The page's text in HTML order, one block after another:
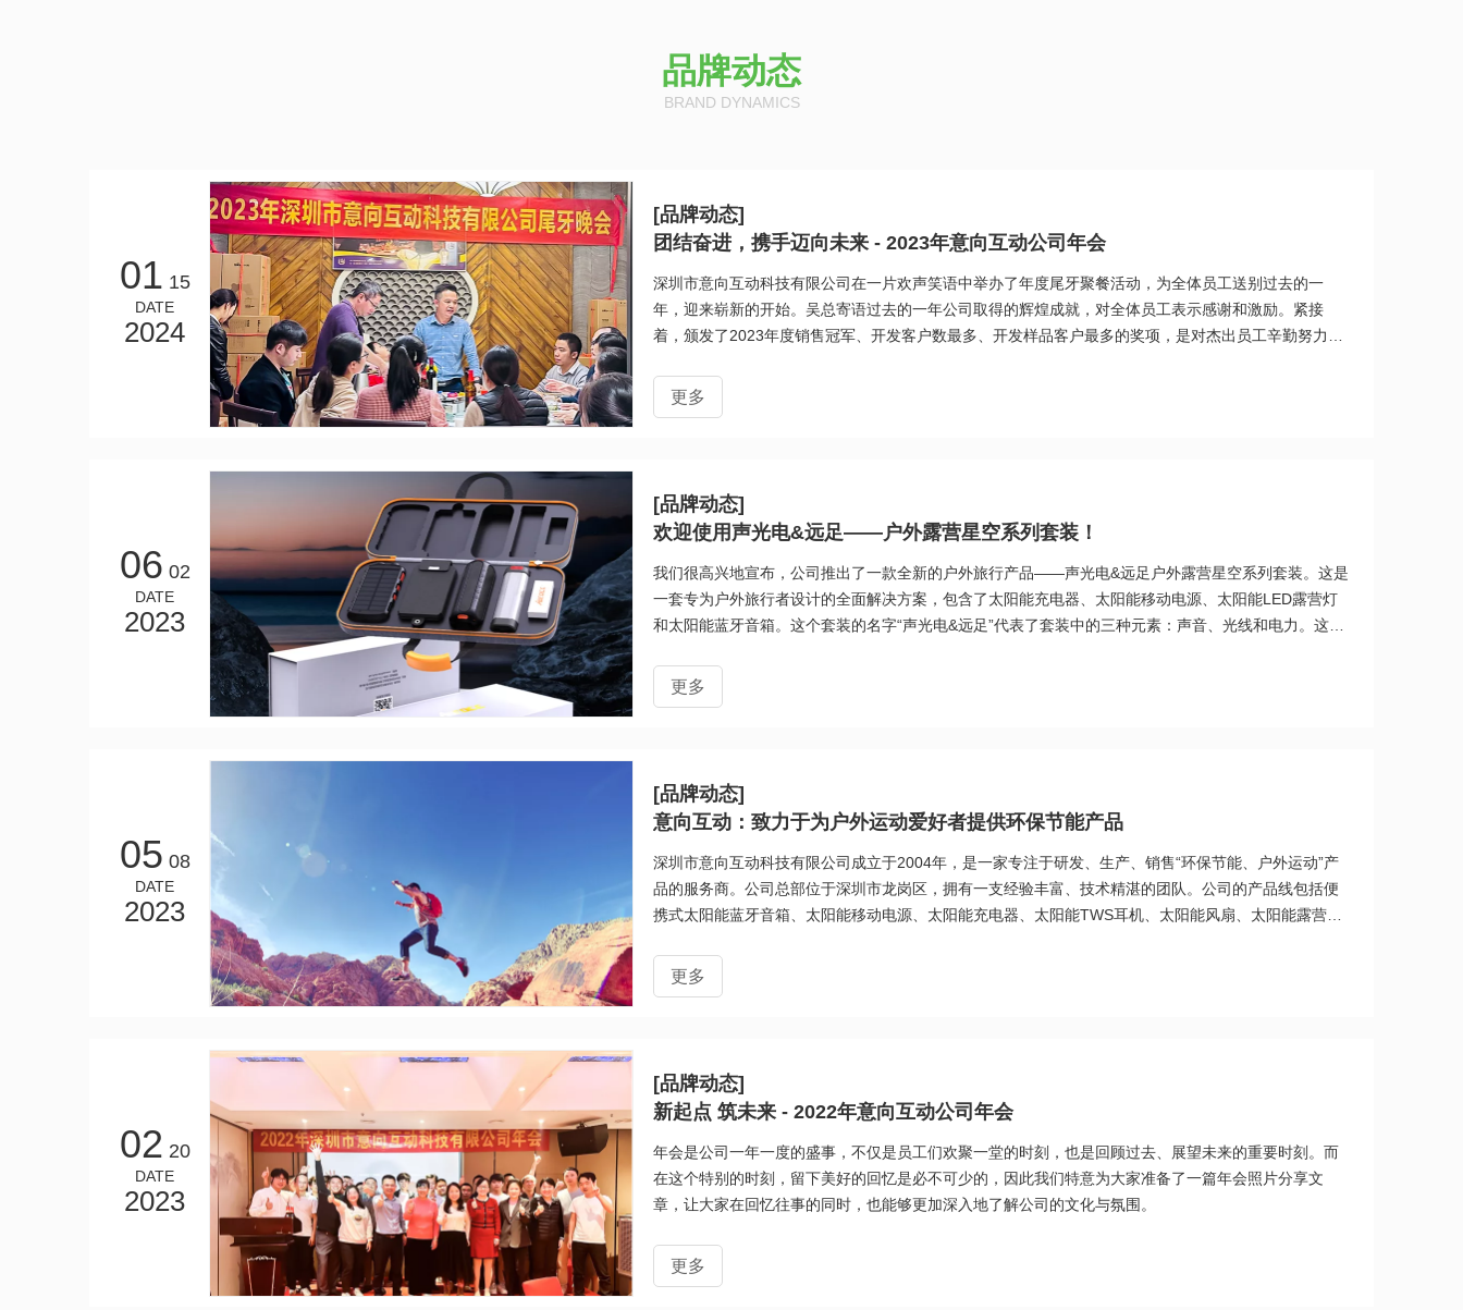
品牌动态
BRAND DYNAMICS
01 15
DATE
2024
[品牌动态]
团结奋进，携手迈向未来 - 2023年意向互动公司年会
深圳市意向互动科技有限公司在一片欢声笑语中举办了年度尾牙聚餐活动，为全体员工送别过去的一
年，迎来崭新的开始。吴总寄语过去的一年公司取得的辉煌成就，对全体员工表示感谢和激励。紧接
着，颁发了2023年度销售冠军、开发客户数最多、开发样品客户最多的奖项，是对杰出员工辛勤努力的
同品味美味佳肴，分享着过去一年的努力和团结。这次尾牙聚餐活动不仅是对2023年的美好总结，更是
对全体员工辛勤付出的认可和感谢。在欢声笑语中，公司展望着充满希望的未来，相信在大家的共同努
更多
06 02
DATE
2023
[品牌动态]
欢迎使用声光电&远足——户外露营星空系列套装！
我们很高兴地宣布，公司推出了一款全新的户外旅行产品——声光电&远足户外露营星空系列套装。这是
一套专为户外旅行者设计的全面解决方案，包含了太阳能充电器、太阳能移动电源、太阳能LED露营灯
和太阳能蓝牙音箱。这个套装的名字“声光电&远足”代表了套装中的三种元素：声音、光线和电力。这些
露营星空系列套装能够为户外旅行者提供全面的支持和保障，帮助您更好地享受户外旅行的乐趣。无论
您是在野外露营、徒步旅行或者其他户外活动，声光电&远足——户外露营星空系列套装都是您的绝佳选
更多
05 08
DATE
2023
[品牌动态]
意向互动：致力于为户外运动爱好者提供环保节能产品
深圳市意向互动科技有限公司成立于2004年，是一家专注于研发、生产、销售“环保节能、户外运动”产
品的服务商。公司总部位于深圳市龙岗区，拥有一支经验丰富、技术精湛的团队。公司的产品线包括便
携式太阳能蓝牙音箱、太阳能移动电源、太阳能充电器、太阳能TWS耳机、太阳能风扇、太阳能露营灯
使用体验，同时也减少了对环境的污染。在过去的19年中，意向互动科技已经成功地为众多户外运动爱
好者提供了高品质的产品和服务，在行业内赢得了良好的口碑和信誉。除此之外，公司还积极探索新技
更多
02 20
DATE
2023
[品牌动态]
新起点 筑未来 - 2022年意向互动公司年会
年会是公司一年一度的盛事，不仅是员工们欢聚一堂的时刻，也是回顾过去、展望未来的重要时刻。而
在这个特别的时刻，留下美好的回忆是必不可少的，因此我们特意为大家准备了一篇年会照片分享文
章，让大家在回忆往事的同时，也能够更加深入地了解公司的文化与氛围。
更多